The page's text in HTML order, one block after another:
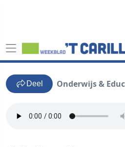
Deel Onderwijs &